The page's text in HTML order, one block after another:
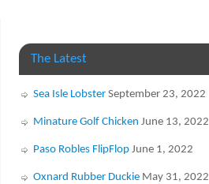
The Latest
Sea Isle Lobster September 23, 2022
Minature Golf Chicken June 13, 2022
Paso Robles FlipFlop June 1, 2022
Oxnard Rubber Duckie May 31, 2022